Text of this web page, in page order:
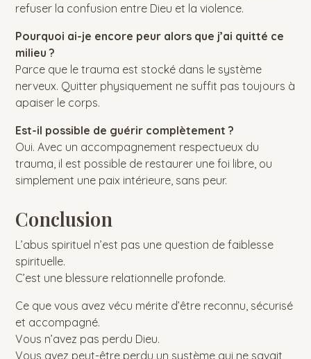
refuser la confusion entre Dieu et la violence.
Pourquoi ai-je encore peur alors que j’ai quitté ce
milieu ?
Parce que le trauma est stocké dans le système
nerveux. Quitter physiquement ne suffit pas toujours à
apaiser le corps.
Est-il possible de guérir complètement ?
Oui. Avec un accompagnement respectueux du
trauma, il est possible de restaurer une foi libre, ou
simplement une paix intérieure, sans peur.
Conclusion
L’abus spirituel n’est pas une question de faiblesse
spirituelle.
C’est une blessure relationnelle profonde.
Ce que vous avez vécu mérite d’être reconnu, sécurisé
et accompagné.
Vous n’avez pas perdu Dieu.
Vous avez peut-être perdu un système qui ne savait